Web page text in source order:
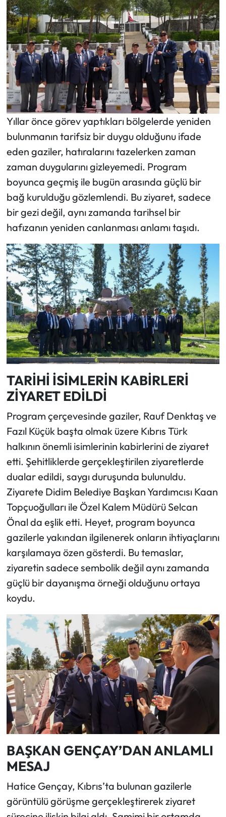
Yıllar önce görev yaptıkları bölgelerde yeniden
bulunmanın tarifsiz bir duygu olduğunu ifade
eden gaziler, hatıralarını tazelerken zaman
zaman duygularını gizleyemedi. Program
boyunca geçmiş ile bugün arasında güçlü bir
bağ kurulduğu gözlemlendi. Bu ziyaret, sadece
bir gezi değil, aynı zamanda tarihsel bir
hafızanın yeniden canlanması anlamı taşıdı.
TARİHİ İSİMLERİN KABİRLERİ
ZİYARET EDİLDİ
Program çerçevesinde gaziler, Rauf Denktaş ve
Fazıl Küçük başta olmak üzere Kıbrıs Türk
halkının önemli isimlerinin kabirlerini de ziyaret
etti. Şehitliklerde gerçekleştirilen ziyaretlerde
dualar edildi, saygı duruşunda bulunuldu.
Ziyarete Didim Belediye Başkan Yardımcısı Kaan
Topçuoğulları ile Özel Kalem Müdürü Selcan
Önal da eşlik etti. Heyet, program boyunca
gazilerle yakından ilgilenerek onların ihtiyaçlarını
karşılamaya özen gösterdi. Bu temaslar,
ziyaretin sadece sembolik değil aynı zamanda
güçlü bir dayanışma örneği olduğunu ortaya
koydu.
BAŞKAN GENÇAY’DAN ANLAMLI
MESAJ
Hatice Gençay, Kıbrıs’ta bulunan gazilerle
görüntülü görüşme gerçekleştirerek ziyaret